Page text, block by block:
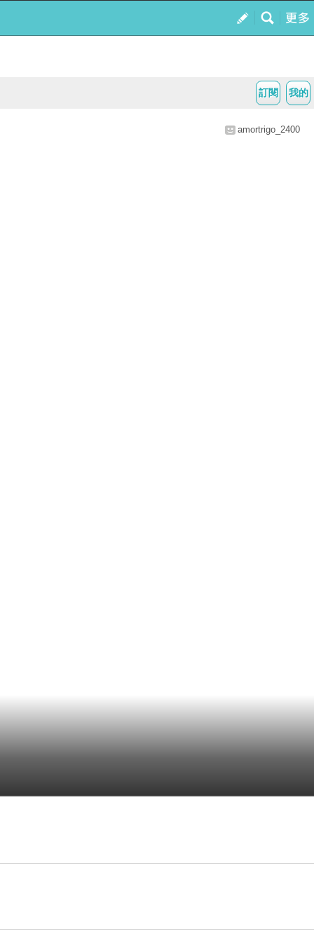
我的
訂閱
amortrigo_2400